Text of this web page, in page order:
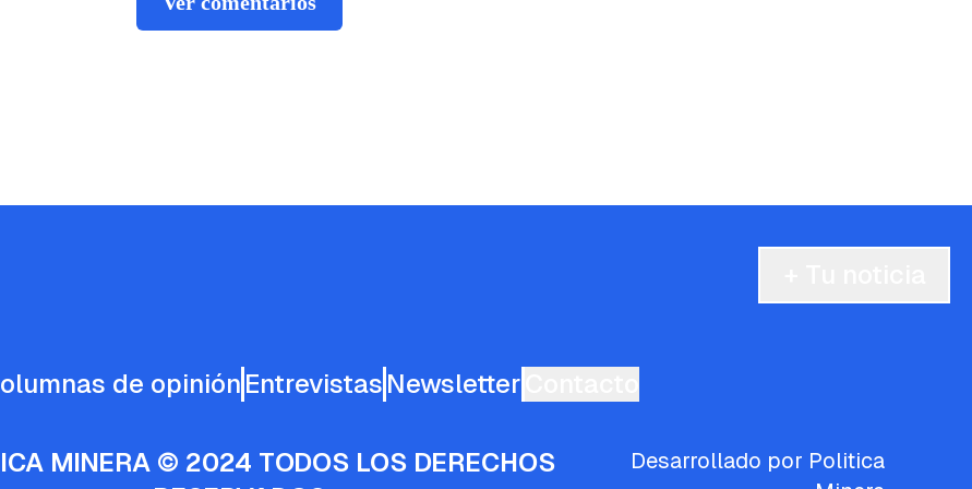
de opinión Entrevistas Newsletter
MINERA © 2024 TODOS LOS DERECHOS
Desarrollado por Politica